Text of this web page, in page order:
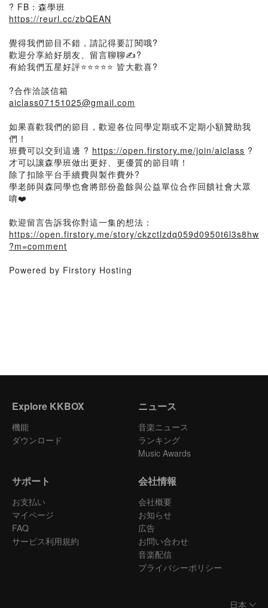
? FB：森學班
https://reurl.cc/zbQEAN
覺得我們節目不錯，請記得要訂閱哦?
歡迎分享給好朋友、留言聊聊✍️?
有給我們五星好評⭐️⭐️⭐️⭐️⭐️ 皆大歡喜?
?合作洽談信箱
aiclass07151025@gmail.com
如果喜歡我們的節目，歡迎各位同學定期或不定期小額贊助我
們！
班費可以交到這邊 ? https://open.firstory.me/join/aiclass ?
才可以讓森學班做出更好、更優質的節目唷！
除了扣除平台手續費與製作費外?
學老師與森同學也會將部份盈餘與公益單位合作回饋社會大眾
唷❤️
歡迎留言告訴我你對這一集的想法：
https://open.firstory.me/story/ckzctlzdq059d0950t6l3s8hw
?m=comment
Powered by Firstory Hosting
Explore KKBOX
機能
ダウンロード
ニュース
音楽ニュース
ランキング
Music Awards
サポート
お支払い
マイページ
FAQ
サービス利用規約
会社情報
会社概要
お知らせ
広告
お問い合わせ
音楽配信
プライバシーポリシー
日本